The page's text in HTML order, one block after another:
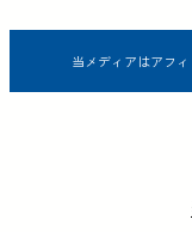
当メディアはアフ